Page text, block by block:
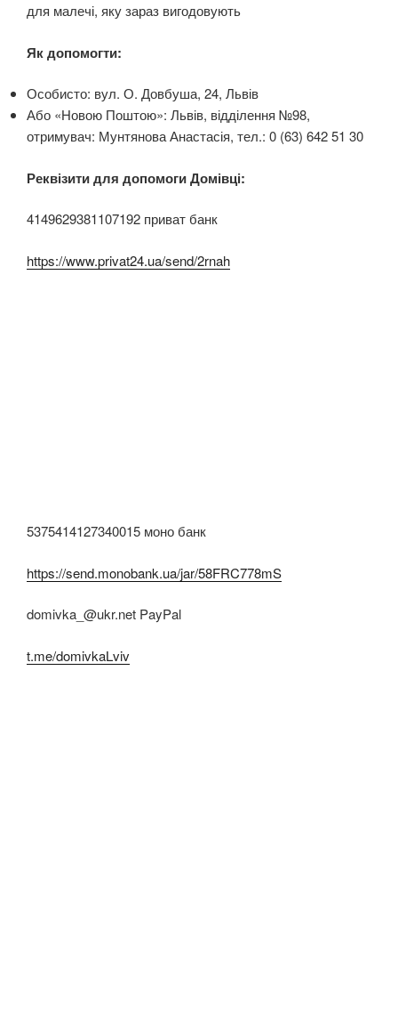
для малечі, яку зараз вигодовують
Як допомогти:
Особисто: вул. О. Довбуша, 24, Львів
Або «Новою Поштою»: Львів, відділення №98,
отримувач: Мунтянова Анастасія, тел.: 0 (63) 642 51 30
Реквізити для допомоги Домівці:
4149629381107192 приват банк
https://www.privat24.ua/send/2rnah
5375414127340015 моно банк
https://send.monobank.ua/jar/58FRC778mS
domivka_@ukr.net PayPal
t.me/domivkaLviv